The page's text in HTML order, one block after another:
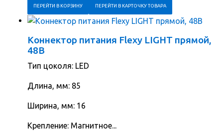
ПЕРЕЙТИ В КОРЗИНУ ПЕРЕЙТИ В КАРТОЧКУ ТОВАРА
Коннектор питания Flexy LIGHT прямой,
48В
Тип цоколя: LED
Длина, мм: 85
Ширина, мм: 16
Крепление: Магнитное...